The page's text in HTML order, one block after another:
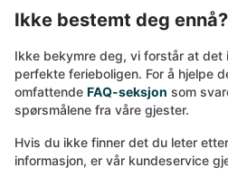
Ikke bestemt deg ennå?
Ikke bekymre deg, vi forstår at det
perfekte ferieboligen. For å hjelpe
omfattende FAQ-seksjon som
spørsmålene fra våre gjester.
Hvis du ikke finner det du leter
informasjon, er vår kundeservice